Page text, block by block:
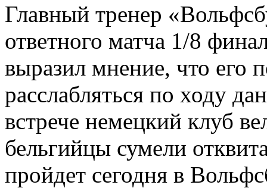
Главный тренер
ответного матча 1/8
выразил мнение, что его
расслабляться по ходу
встрече немецкий клуб
бельгийцы сумели
пройдет сегодня в